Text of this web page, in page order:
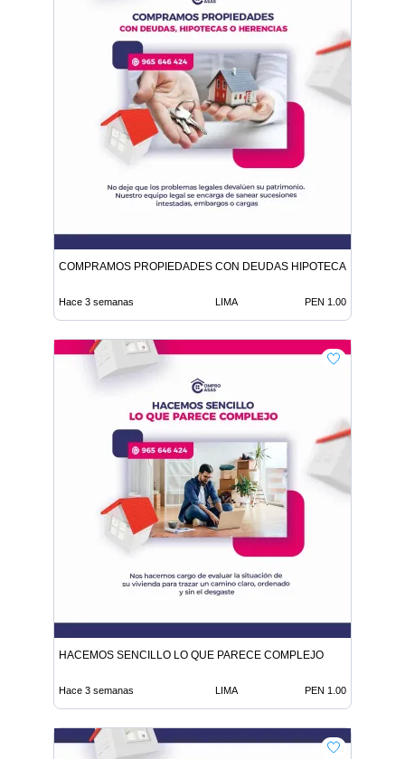
COMPRAMOS PROPIEDADES CON DEUDAS HIPOTECAS O
Hace 3 semanas LIMA PEN 1.00
HACEMOS SENCILLO LO QUE PARECE COMPLEJO
Hace 3 semanas LIMA PEN 1.00